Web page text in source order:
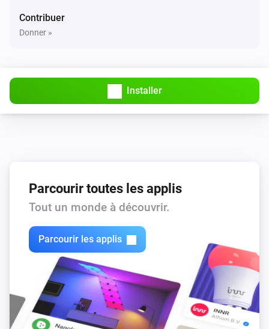
Contribuer
Donner »
Installer
Parcourir toutes les applis
Tout un monde à découvrir.
Parcourir les applis